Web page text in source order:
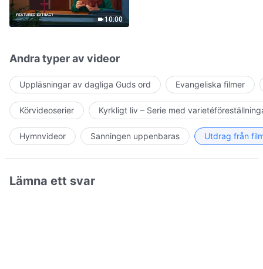
10:00
Andra typer av videor
Uppläsningar av dagliga Guds ord Evangeliska filmer
Körvideoserier Kyrkligt liv – Serie med
Hymnvideor Sanningen uppenbaras Utdrag från
Lämna ett svar